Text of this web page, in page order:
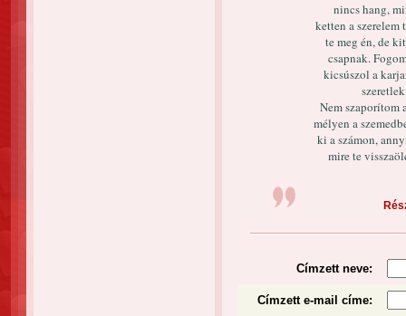
nincs hang,
ketten a szerelem
te meg én, de
csapnak.
kicsúszol a
Nem szaporítom
mélyen a
ki a számon,
mire te
Címzett neve:
Címzett e-mail címe: